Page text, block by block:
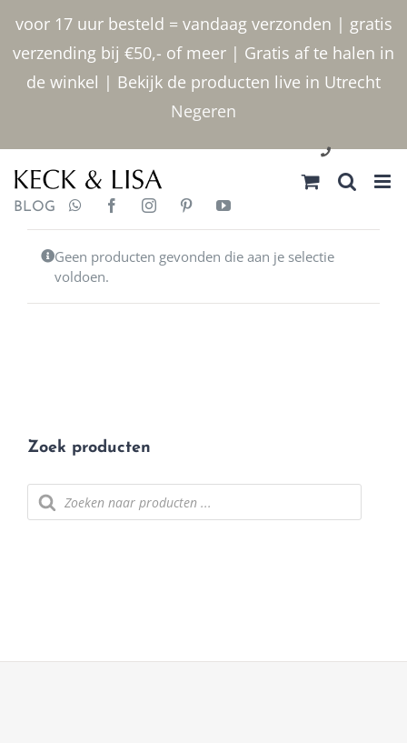
voor 17 uur besteld = vandaag verzonden | gratis
verzending bij €50,- of meer | Gratis af te halen in
de winkel | Bekijk de producten live in Utrecht
Negeren
inhoud
030 2400000
BLOG
Geen producten gevonden die aan je selectie
voldoen.
Zoek producten
Producten
zoeken